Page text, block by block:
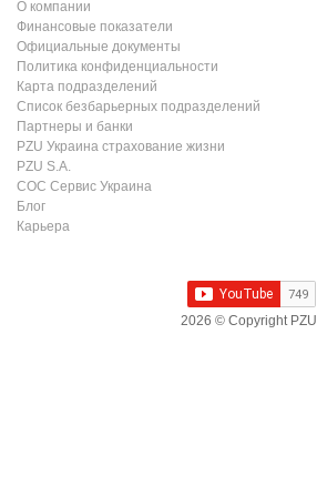
О компании
Финансовые показатели
Официальные документы
Политика конфиденциальности
Карта подразделений
Список безбарьерных подразделений
Партнеры и банки
PZU Украина страхование жизни
PZU S.A.
СОС Сервис Украина
Блог
Карьера
2026 © Copyright PZU